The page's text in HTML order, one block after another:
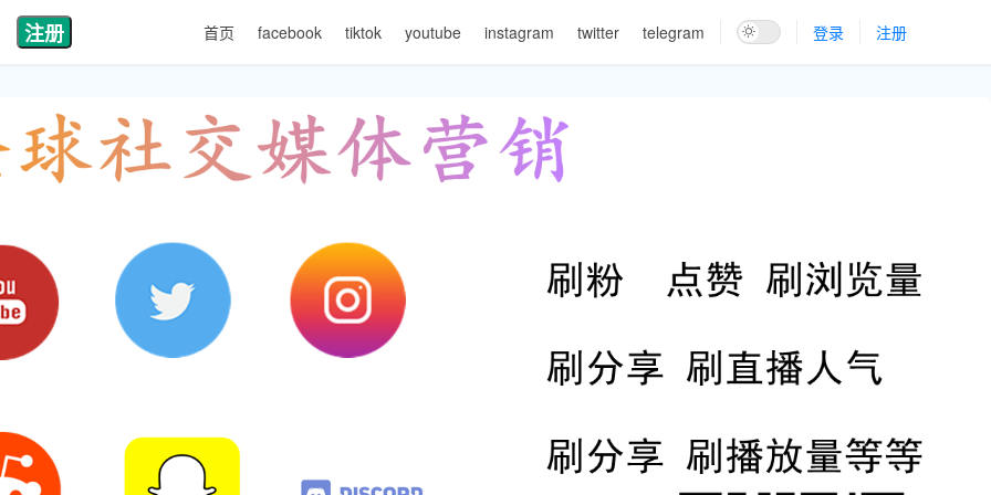
注册 首页 facebook tiktok youtube instagram twitter telegram 登录 注册